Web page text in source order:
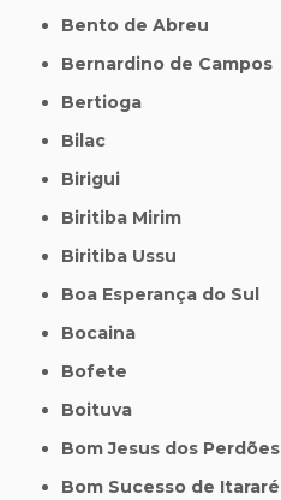
Bento de Abreu
Bernardino de Campos
Bertioga
Bilac
Birigui
Biritiba Mirim
Biritiba Ussu
Boa Esperança do Sul
Bocaina
Bofete
Boituva
Bom Jesus dos Perdões
Bom Sucesso de Itararé